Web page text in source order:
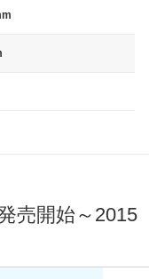
売開始～2015